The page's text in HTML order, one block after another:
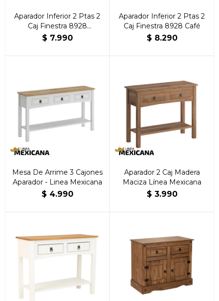
Aparador Inferior 2 Ptas 2
Caj Finestra 8928
Roble/Blanco
$ 7.990
Aparador Inferior 2 Ptas 2
Caj Finestra 8928 Café
$ 8.290
Mesa De Arrime 3 Cajones
Aparador - Linea Mexicana
$ 4.990
Aparador 2 Caj Madera
Maciza Línea Mexicana
$ 3.990